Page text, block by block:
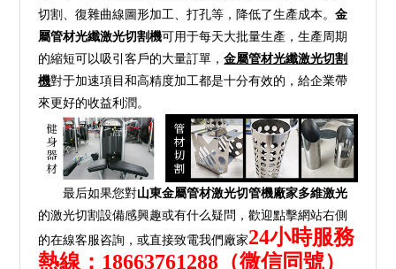
切割、復雜曲線圖形加工、打孔等，降低了生產成本。金
屬管材光纖激光切割機可用于每天大批量生產，生產周期
的縮短可以吸引客戶的大量訂單，金屬管材光纖激光切割
機對于加速項目和高精度加工都是十分有效的，給企業帶
來更好的收益利潤。
最后如果您對山東金屬管材激光切管機廠家多維激光
的激光切割設備感興趣或有什么疑問，歡迎點擊網站右側
的在線客服咨詢，或直接致電我們廠家24小時服務
熱線：18663761288（微信同號）